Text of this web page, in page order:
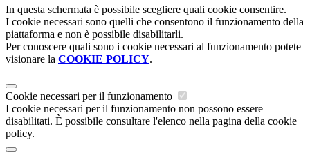
In questa schermata è possibile scegliere quali cookie consentire.
I cookie necessari sono quelli che consentono il funzionamento della
piattaforma e non è possibile disabilitarli.
Per conoscere quali sono i cookie necessari al funzionamento potete
visionare la COOKIE POLICY.
Cookie necessari per il funzionamento
I cookie necessari per il funzionamento non possono essere
disabilitati. È possibile consultare l'elenco nella pagina della cookie
policy.